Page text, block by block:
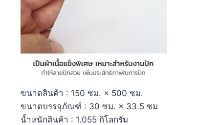
ขนาดสินค้า : 150 ซม. × 500 ซม.
ขนาดบรรจุภัณฑ์ : 30 ซม. × 33.5 ซม
น้ำหนักสินค้า : 1.055 กิโลกรัม